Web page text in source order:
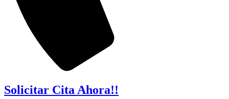
Solicitar Cita Ahora!!